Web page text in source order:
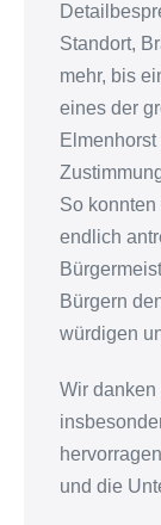
Standort,
mehr, bis
eines der
So
endlich
Bürgern
würdigen
Wir
und die